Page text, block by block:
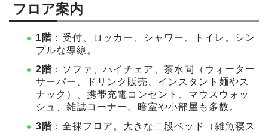
フロア案内
1階 ：受付、ロッカー、シャワー、トイレ。シン
プルな導線。
2階 ：ソファ、ハイチェア、茶水間（ウォーター
サーバー、ドリンク販売、インスタント麺やス
ナック）、携帯充電コンセント、マウスウォッ
シュ、雑誌コーナー。暗室や小部屋も多数。
3階 ：全裸フロア。大きな二段ベッド（雑魚寝ス